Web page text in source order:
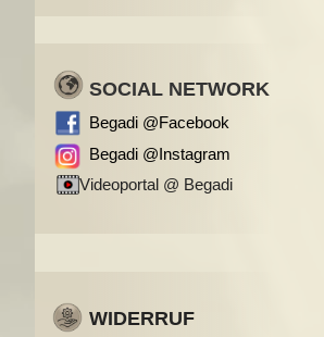
SOCIAL NETWORK
Begadi @Facebook
Begadi @Instagram
Videoportal @ Begadi
WIDERRUF